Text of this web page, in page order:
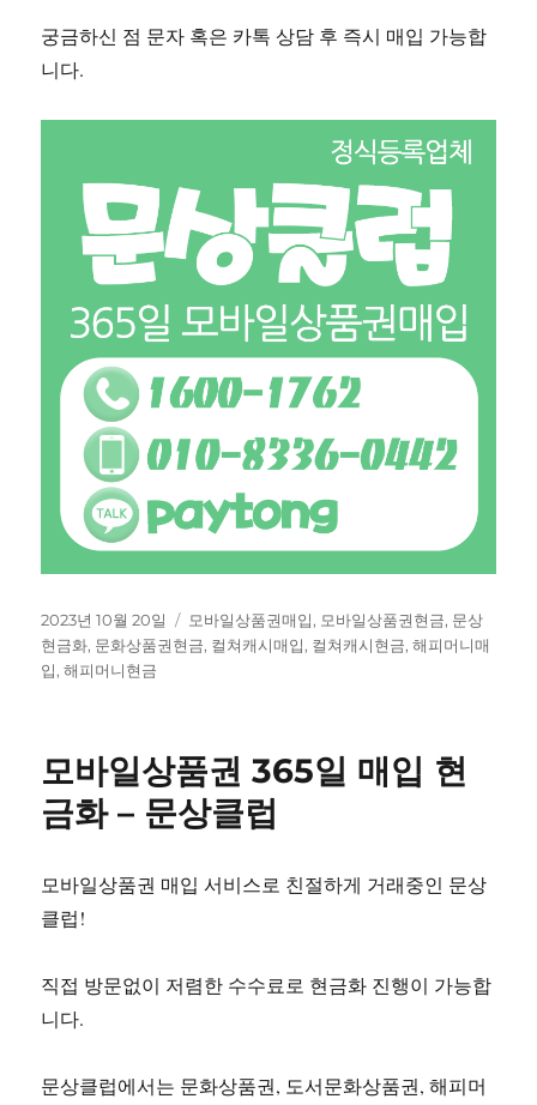
궁금하신 점 문자 혹은 카톡 상담 후 즉시 매입 가능합
니다.
작
성
일
2023년 10월 20일
태
그
모바일상품권매입, 모바일상품권현금, 문상
현금화, 문화상품권현금, 컬쳐캐시매입, 컬쳐캐시현금,해피머니매
입,해피머니현금
모바일상품권 365일 매입 현
금화 – 문상클럽
모바일상품권 매입 서비스로 친절하게 거래중인 문상
클럽!
직접 방문없이 저렴한 수수료로 현금화 진행이 가능합
니다.
문상클럽에서는 문화상품권, 도서문화상품권, 해피머